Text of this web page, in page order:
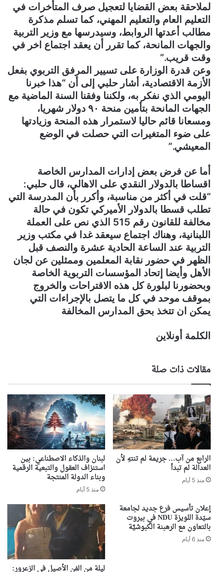
لملاحقة بعض القضايا لتعجيل صرف المتأخرات في
التعليم العام والتعليم المهني، كما تسلم مذكرة
مطالب أعدتها الروابط، وسيدرسها مع وزير التربية
والجهات المانحة، كما تقرر أن يعقد اجتماع اخر في
وقت قريب.”
وعن قدرة الوزارة على تسيير المرفق التربوي بفعل
الأزمة الاقتصادية، أشار حلبي إلى أن “هذا خبرنا
اليومي الذي نفكر به، ولكننا وفقنا السنة الماضية مع
الجهات المانحة بتأمين منحة ٩٠ دولار شهريا،
ومسعانا قائم حاليا لاستمرار هذه المنحة وزيادتها
على ضوء المتغيرات التي حصلت في الوضع
المعيشي.”
أما عن فرض بعض إدارات المدارس الخاصة
اقساطا بالدولار النقدي على الاهالي، قال حلبي:
“قلت في أكثر من مناسبة، وأكرر بأن المدرسة التي
تطلب قسطا بالدولار الأميركي تكون في حالة
مخالفة للقانون رقم 515 الذي نص على العملة
اللبنانية، وهناك اجتماع سيعقد غدا في مكتب وزير
التربية عند الساعة الحادية عشرة والنصف قبل
الظهر في حضور نقابة المعلمين وممثلين عن لجان
الأهل وأيضا إتحاد المؤسسات التربوية الخاصة
وبحضورنا لبلورة كل هذه الاقتراحات والخروج
بموقف موحد في كل ما يتصل بالإجراءات التي
يمكن ان تتخذ بحق المدارس المخالفة
الكلمة أونلاين
مقالات ذات صلة
الرابع من آب… جريمة لم تنتهِ لأن
العدالة لم تبدأ
منذ 5 أيام
لبنان والذكاء الاصطناعي: بين
استنزاف العقول والتبعية الرقمية
وبناء الدولة المنتجة
منذ 5 أيام
إعلان تأسيس فرع جديد لجامعة
سيّدة اللويزة NDU في بيروت
بالتعاون مع الرهبنة الكبوشيَّة
منذ 6 أيام
ليلة من الفن الأصيل في الزعرور: